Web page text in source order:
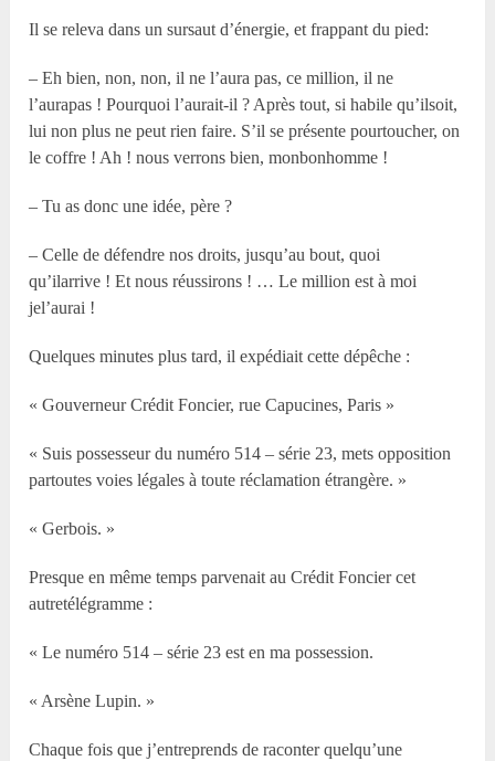
Il se releva dans un sursaut d’énergie, et frappant du pied:
– Eh bien, non, non, il ne l’aura pas, ce million, il ne
l’aurapas ! Pourquoi l’aurait-il ? Après tout, si habile qu’ilsoit,
lui non plus ne peut rien faire. S’il se présente pourtoucher, on
le coffre ! Ah ! nous verrons bien, monbonhomme !
– Tu as donc une idée, père ?
– Celle de défendre nos droits, jusqu’au bout, quoi
qu’ilarrive ! Et nous réussirons ! … Le million est à moi
jel’aurai !
Quelques minutes plus tard, il expédiait cette dépêche :
« Gouverneur Crédit Foncier, rue Capucines, Paris »
« Suis possesseur du numéro 514 – série 23, mets opposition
partoutes voies légales à toute réclamation étrangère. »
« Gerbois. »
Presque en même temps parvenait au Crédit Foncier cet
autretélégramme :
« Le numéro 514 – série 23 est en ma possession.
« Arsène Lupin. »
Chaque fois que j’entreprends de raconter quelqu’une